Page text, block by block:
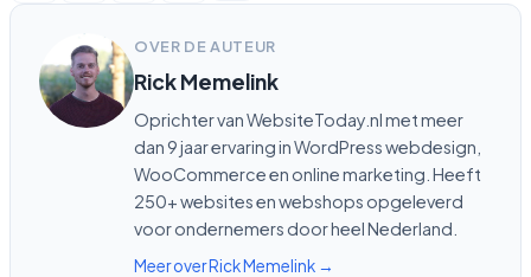
OVER DE AUTEUR
Rick Memelink
Oprichter van WebsiteToday.nl met meer
dan 9 jaar ervaring in WordPress webdesign,
WooCommerce en online marketing. Heeft
250+ websites en webshops opgeleverd
voor ondernemers door heel Nederland.
Meer over Rick Memelink →